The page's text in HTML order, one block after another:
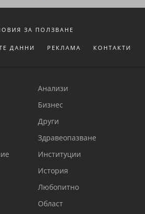
ЗА ПОЛЗВАНЕ
ДАННИ РЕКЛАМА КОНТАКТИ
Анализи
Бизнес
Други
Здравеопазване
Институции
История
Любопитно
Област